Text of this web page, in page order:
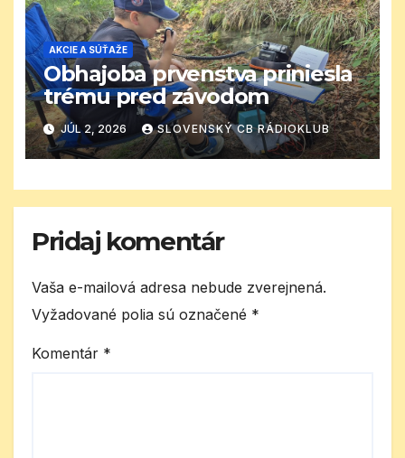
AKCIE A SÚŤAŽE
Obhajoba prvenstva priniesla
trému pred závodom
JÚL 2, 2026 SLOVENSKÝ CB RÁDIOKLUB
Pridaj komentár
Vaša e-mailová adresa nebude zverejnená.
Vyžadované polia sú označené *
Komentár *